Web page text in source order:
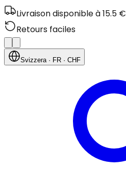
Livraison disponible à 15.5 €
Retours faciles
Svizzera· FR · CHF